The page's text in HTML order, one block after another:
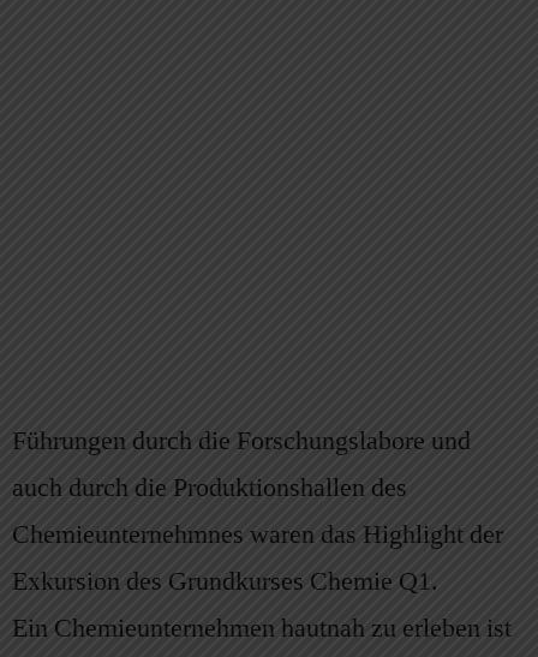
Führungen durch die Forschungslabore und
auch durch die Produktionshallen des
Chemieunternehmnes waren das Highlight der
Exkursion des Grundkurses Chemie Q1.
Ein Chemieunternehmen hautnah zu erleben ist